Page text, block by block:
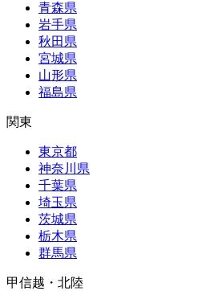
青森県
岩手県
秋田県
宮城県
山形県
福島県
関東
東京都
神奈川県
千葉県
埼玉県
茨城県
栃木県
群馬県
甲信越・北陸